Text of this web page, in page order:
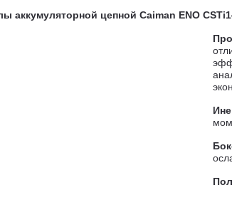
аккумуляторной цепной Caiman ENO